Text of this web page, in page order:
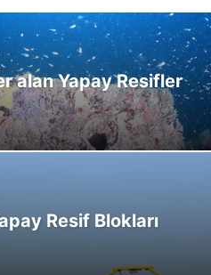
alan Yapay Resifler
Resif Blokları